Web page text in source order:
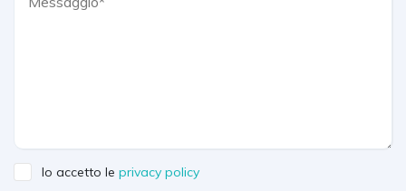
Io accetto le privacy policy